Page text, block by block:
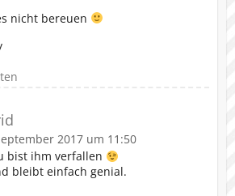
nicht bereuen
2017 um 11:50
bist ihm verfallen
bleibt einfach genial.